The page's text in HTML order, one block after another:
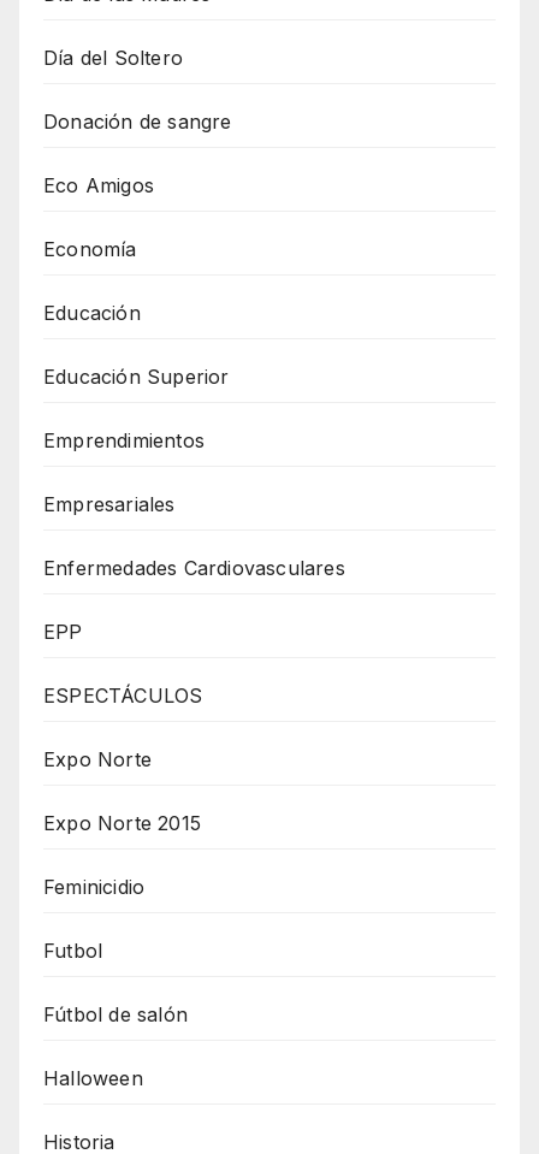
Día del Soltero
Donación de sangre
Eco Amigos
Economía
Educación
Educación Superior
Emprendimientos
Empresariales
Enfermedades Cardiovasculares
EPP
ESPECTÁCULOS
Expo Norte
Expo Norte 2015
Feminicidio
Futbol
Fútbol de salón
Halloween
Historia